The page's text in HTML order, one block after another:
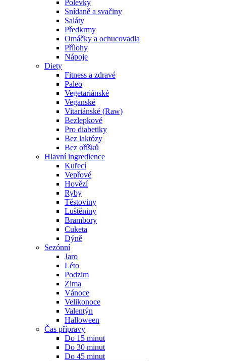
Polévky
Snídaně a svačiny
Saláty
Předkrmy
Omáčky a ochucovadla
Přílohy
Nápoje
Diety
Fitness a zdravé
Paleo
Vegetariánské
Veganské
Vitariánské (Raw)
Bezlepkové
Pro diabetiky
Bez laktózy
Bez oříšků
Hlavní ingredience
Kuřecí
Vepřové
Hovězí
Ryby
Těstoviny
Luštěniny
Brambory
Cuketa
Dýně
Sezónní
Jaro
Léto
Podzim
Zima
Vánoce
Velikonoce
Valentýn
Halloween
Čas přípravy
Do 15 minut
Do 30 minut
Do 45 minut